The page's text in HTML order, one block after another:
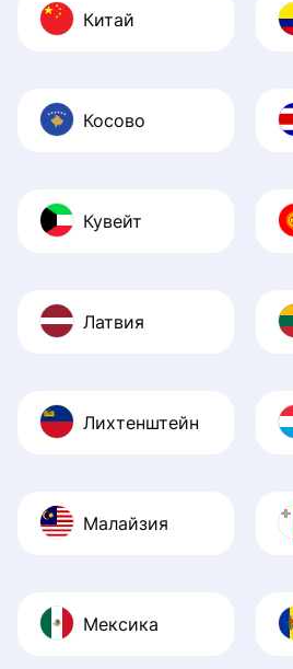
Китай
Косово
Кувейт
Латвия
Лихтенштейн
Малайзия
Мексика